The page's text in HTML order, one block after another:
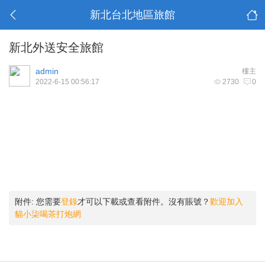
新北台北地區旅館
新北外送安全旅館
樓主
admin
2730 0
2022-6-15 00:56:17
附件: 您需要登錄才可以下載或查看附件。沒有賬號？歡迎加入
貓小柒喝茶打炮網